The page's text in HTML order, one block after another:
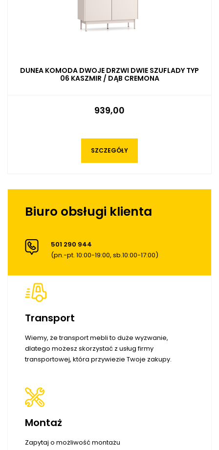
DUNEA KOMODA DWOJE DRZWI DWIE SZUFLADY TYP
06 KASZMIR / DĄB CREMONA
939,00
SZCZEGÓŁY
Biuro obsługi klienta
501 290 944
(pn.-pt. 10:00-19:00, sb.10:00-17:00)
Transport
Wiemy, że transport mebli to duże wyzwanie,
dlatego możesz skorzystać z usług firmy
transportowej, która przywiezie Twoje zakupy.
Montaż
Zapytaj o możliwość montażu